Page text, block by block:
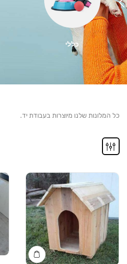
כללי
שלנו מיוצרות בעבודת יד.